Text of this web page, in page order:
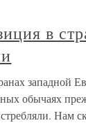
в
западной
обычаях
Нам